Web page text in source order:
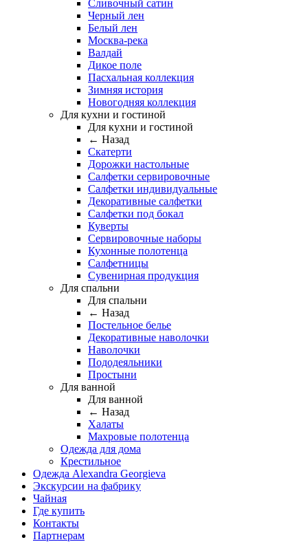
Сливочный сатин
Черный лен
Белый лен
Москва-река
Валдай
Дикое поле
Пасхальная коллекция
Зимняя история
Новогодняя коллекция
Для кухни и гостиной
Для кухни и гостиной
← Назад
Скатерти
Дорожки настольные
Салфетки сервировочные
Салфетки индивидуальные
Декоративные салфетки
Салфетки под бокал
Куверты
Сервировочные наборы
Кухонные полотенца
Салфетницы
Сувенирная продукция
Для спальни
Для спальни
← Назад
Постельное белье
Декоративные наволочки
Наволочки
Пододеяльники
Простыни
Для ванной
Для ванной
← Назад
Халаты
Махровые полотенца
Одежда для дома
Крестильное
Одежда Alexandra Georgieva
Экскурсии на фабрику
Чайная
Где купить
Контакты
Партнерам